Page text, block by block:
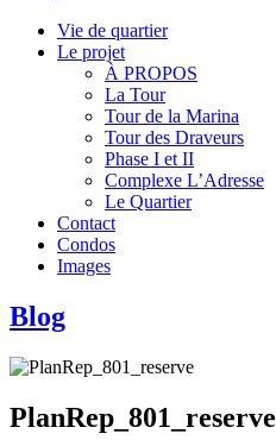
Vie de quartier
Le projet
À PROPOS
La Tour
Tour de la Marina
Tour des Draveurs
Phase I et II
Complexe L’Adresse
Le Quartier
Contact
Condos
Images
Blog
PlanRep_801_reserve